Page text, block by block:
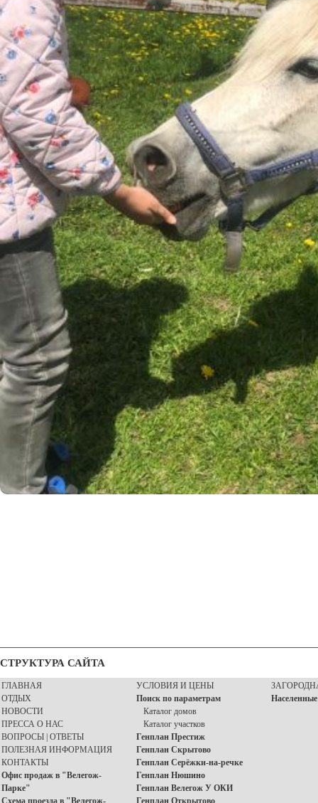
СТРУКТУРА САЙТА
ГЛАВНАЯ
ОТДЫХ
НОВОСТИ
ПРЕССА О НАС
ВОПРОСЫ | ОТВЕТЫ
ПОЛЕЗНАЯ ИНФОРМАЦИЯ
КОНТАКТЫ
Офис продаж в "Велегож-
Парке"
Схема проезда в "Велегож-
УСЛОВИЯ И ЦЕНЫ
Поиск по параметрам
Каталог домов
Каталог участков
Генплан Престиж
Генплан Скрытово
Генплан Серёжки-на-речке
Генплан Нюшино
Генплан Велегож У ОКИ
Генплан Открытово